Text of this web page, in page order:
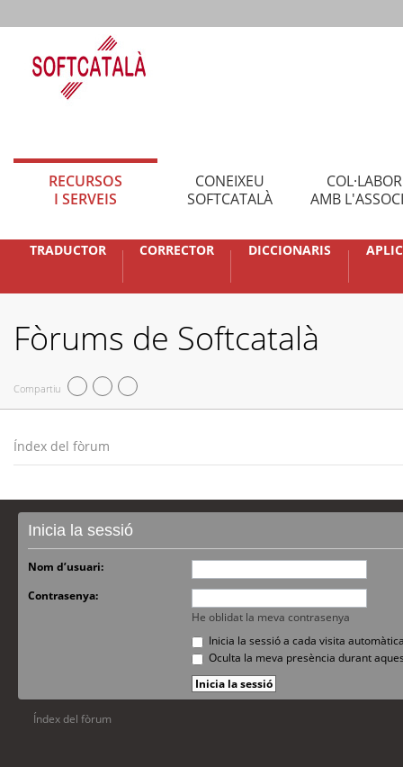
RECURSOS
I SERVEIS
CONEIXEU
SOFTCATALÀ
AMB
TRADUCTOR CORRECTOR DICCIONARIS
Fòrums de Softcatalà
Compartiu
Índex del fòrum
Inicia la sessió
Nom d’usuari:
Contrasenya:
He oblidat la meva contrasenya
Inicia la sessió a cada visita
Oculta la meva presència durant
Índex del fòrum